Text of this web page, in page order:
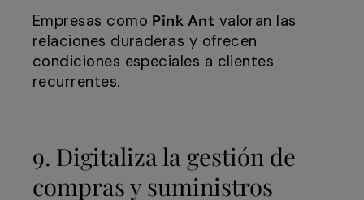
Empresas como Pink Ant valoran las
relaciones duraderas y ofrecen
condiciones especiales a clientes
recurrentes.
9. Digitaliza la gestión de
compras y suministros